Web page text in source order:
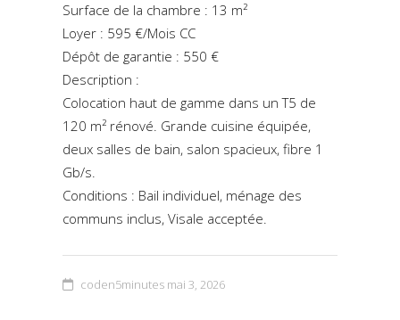
Surface de la chambre : 13 m²
Loyer : 595 €/Mois CC
Dépôt de garantie : 550 €
Description :
Colocation haut de gamme dans un T5 de
120 m² rénové. Grande cuisine équipée,
deux salles de bain, salon spacieux, fibre 1
Gb/s.
Conditions : Bail individuel, ménage des
communs inclus, Visale acceptée.
coden5minutes mai 3, 2026